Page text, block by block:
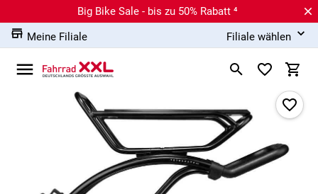
Big Bike Sale - bis zu 50% Rabatt ⁴
Meine Filiale
Filiale wählen